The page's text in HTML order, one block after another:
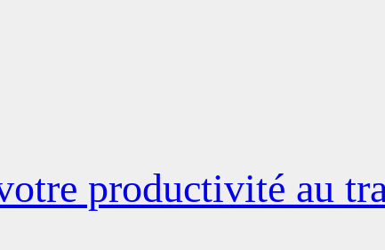
productivité au